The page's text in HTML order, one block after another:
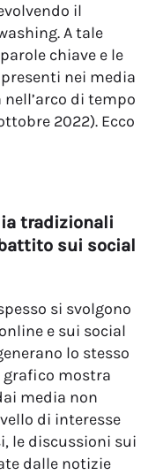
il
A tale
chiave e le
nei media
di tempo
2022). Ecco
tradizionali
sui social
si svolgono
e sui social
lo stesso
grafico mostra
media non
di interesse
le discussioni sui
dalle notizie